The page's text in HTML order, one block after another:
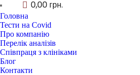
0,00 грн.
Головна
Тести на Covid
Про компанію
Перелік аналізів
Співпраця з клініками
Блог
Контакти